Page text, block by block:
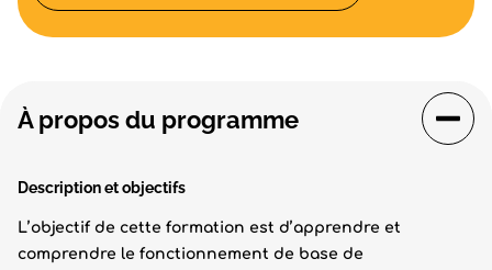
À propos du programme
Description et objectifs
L’objectif de cette formation est d’apprendre et
comprendre le fonctionnement de base de